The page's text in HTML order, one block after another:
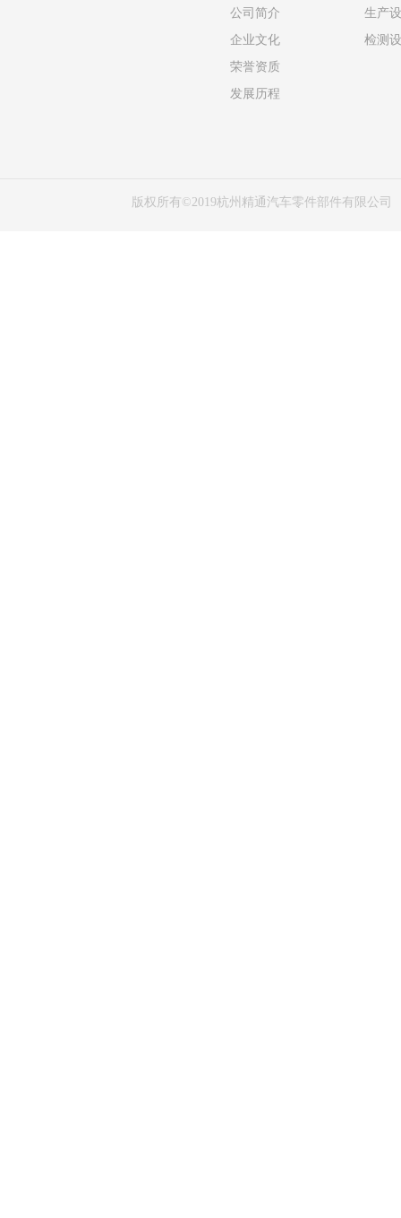
公司简介
企业文化
荣誉资质
发展历程
生产
检测
版权所有©2019杭州精通汽车零件部件有限公